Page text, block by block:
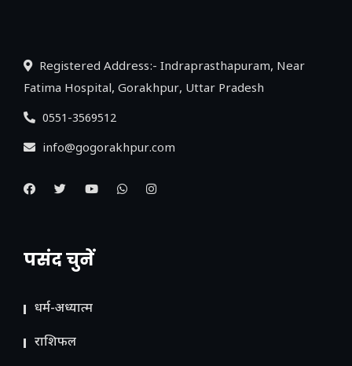
Registered Address:- Indraprasthapuram, Near
Fatima Hospital, Gorakhpur, Uttar Pradesh
0551-3569512
info@gogorakhpur.com
पसंद चुनें
धर्म-अध्यात्म
राशिफल